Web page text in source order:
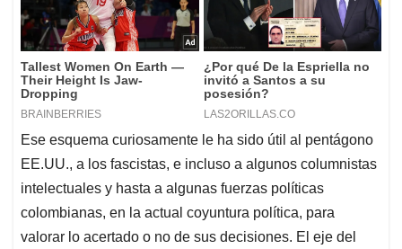
Ese esquema curiosamente le ha sido útil al pentágono
EE.UU., a los fascistas, e incluso a algunos columnistas
intelectuales y hasta a algunas fuerzas políticas
colombianas, en la actual coyuntura política, para
valorar lo acertado o no de sus decisiones. El eje del